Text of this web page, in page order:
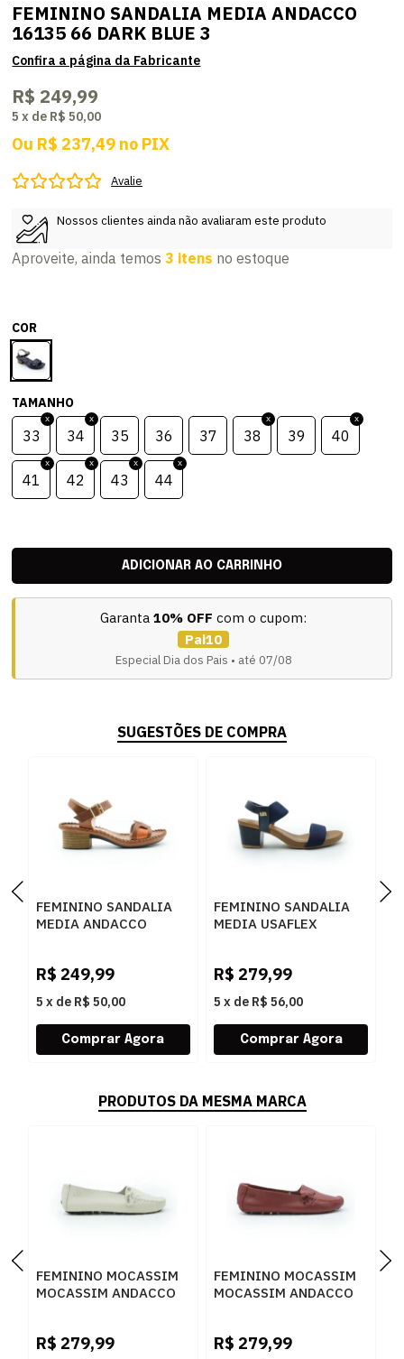
FEMININO SANDALIA MEDIA ANDACCO
16135 66 DARK BLUE 3
R$ 249,99
5 x de R$ 50,00
Ou R$ 237,49 no PIX
Avalie
Nossos clientes ainda não avaliaram este produto
Aproveite, ainda temos3 itens no estoque
COR
TAMANHO
33 34 35 36 37 38 39 40
41 42 43 44
Garanta 10% OFF com o cupom:
Pai10
Especial Dia dos Pais • até 07/08
SUGESTÕES DE COMPRA
FEMININO SANDALIA
MEDIA ANDACCO
R$ 249,99
5 x de R$ 50,00
FEMININO SANDALIA
MEDIA USAFLEX
R$ 279,99
5 x de R$ 56,00
PRODUTOS DA MESMA MARCA
FEMININO MOCASSIM
MOCASSIM ANDACCO
R$ 279,99
FEMININO MOCASSIM
MOCASSIM ANDACCO
R$ 279,99